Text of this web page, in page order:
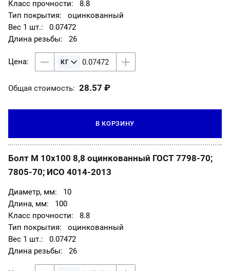
8.8
оцинкованный
0.07472
26
Общая стоимость: 28.57 ₽
В КОРЗИНУ
Болт М 10х100 8,8 оцинкованный ГОСТ 7798-70;
7805-70; ИСО 4014-2013
10
100
8.8
оцинкованный
0.07472
26